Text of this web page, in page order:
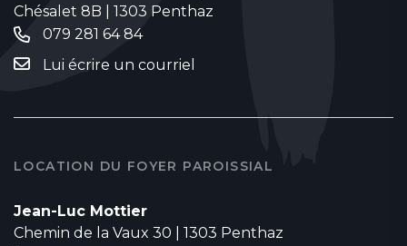
Chésalet 8B | 1303 Penthaz
079 281 64 84
Lui écrire un courriel
LOCATION DU FOYER PAROISSIAL
Jean-Luc Mottier
Chemin de la Vaux 30 | 1303 Penthaz